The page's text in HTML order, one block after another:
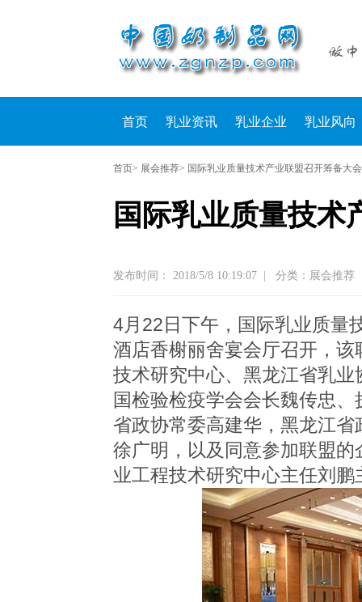
首页 乳业资讯 乳业企业 乳业风向
首页> 展会推荐> 国际乳业质量技术产业联盟召开筹备大会
国际乳业质量技术
发布时间： 2018/5/8 10:19:07 分类：展会推荐
4月22日下午，国际乳业质量
酒店香榭丽舍宴会厅召开，
技术研究中心、黑龙江省乳
国检验检疫学会会长魏传忠
省政协常委高建华，黑龙江
徐广明，以及同意参加联盟
业工程技术研究中心主任刘鹏